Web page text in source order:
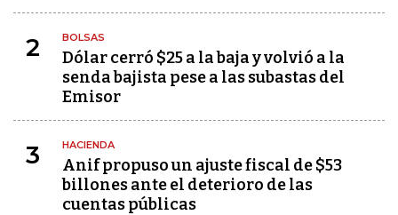
2 BOLSAS
Dólar cerró $25 a la baja y volvió a la
senda bajista pese a las subastas del
Emisor
3 HACIENDA
Anif propuso un ajuste fiscal de $53
billones ante el deterioro de las
cuentas públicas